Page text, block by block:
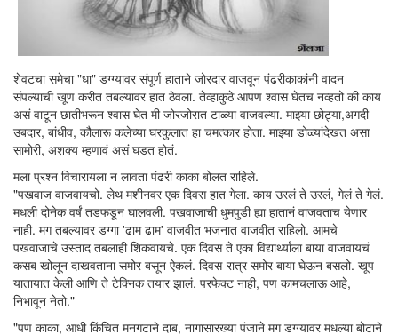
शेवटचा समेचा "धा" डग्ग्यावर संपूर्ण हाताने जोरदार वाजवून पंढरीकाकांनी वादन
संपल्याची खूण करीत तबल्यावर हात ठेवला. तेव्हाकुठे आपण श्वास घेतच नव्हतो की काय
असं वाटून छातीभरून श्वास घेत मी जोरजोरात टाळ्या वाजवल्या. माझ्या छोट्या,अगदी
उबदार, बांधीव, कौलारू कलेच्या घरकुलात हा चमत्कार होता. माझ्या डोळ्यांदेखत असा
सामोरी, अशक्य म्हणावं असं घडत होतं.
मला प्रश्न विचारायला न लावता पंढरी काका बोलत राहिले.
"पखवाज वाजवायचो. लेथ मशीनवर एक दिवस हात गेला. काय उरलं ते उरलं, गेलं ते गेलं.
मधली दोनेक वर्षं तडफडून घालवली. पखवाजाची धुमपुडी ह्या हातानं वाजवताच येणार
नाही. मग तबल्यावर डग्गा 'ढाम ढाम' वाजवीत भजनात वाजवीत राहिलो. आमचे
पखवाजाचे उस्ताद तबलाही शिकवायचे. एक दिवस ते एका विद्यार्थ्याला बाया वाजवायचं
कसब खोलून दाखवताना समोर बसून ऐकलं. दिवस-रात्र समोर बाया घेऊन बसलो. खूप
यातायात केली आणि ते टेक्निक तयार झालं. परफेक्ट नाही, पण कामचलाऊ आहे,
निभावून नेतो."
"पण काका, आधी किंचित मनगटाने दाब, नागासारख्या पंजाने मग डग्ग्यावर मधल्या बोटाने